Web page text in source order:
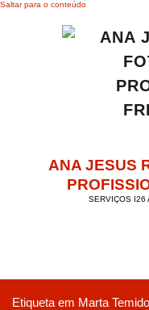
Saltar para o conteúdo
ANA JESUS
SERVIÇOS I26
Etiqueta em Marta Temido